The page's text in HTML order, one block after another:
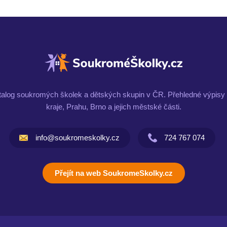
soukromých školek a dětských skupin v ČR. Přehledné výpisy
kraje, Prahu, Brno a jejich městské části.
info@soukromeskolky.cz 724 767 074
Přejít na web SoukromeSkolky.cz